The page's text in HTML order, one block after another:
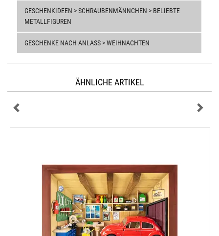
GESCHENKIDEEN > SCHRAUBENMÄNNCHEN > BELIEBTE
METALLFIGUREN
GESCHENKE NACH ANLASS > WEIHNACHTEN
ÄHNLICHE ARTIKEL